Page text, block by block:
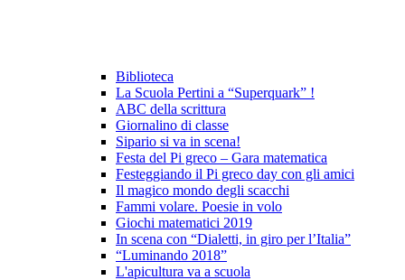
Biblioteca
La Scuola Pertini a “Superquark” !
ABC della scrittura
Giornalino di classe
Sipario si va in scena!
Festa del Pi greco – Gara matematica
Festeggiando il Pi greco day con gli amici
Il magico mondo degli scacchi
Fammi volare. Poesie in volo
Giochi matematici 2019
In scena con “Dialetti, in giro per l’Italia”
“Luminando 2018”
L'apicultura va a scuola